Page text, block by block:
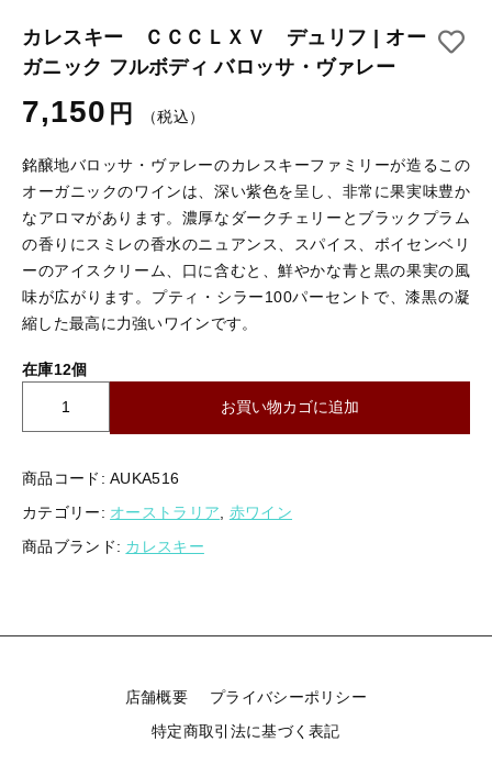
カレスキー ＣＣＣＬＸＶ デュリフ | オー
ガニック フルボディ バロッサ・ヴァレー
7,150 円 （税込）
銘醸地バロッサ・ヴァレーのカレスキーファミリーが造るこの
オーガニックのワインは、深い紫色を呈し、非常に果実味豊か
なアロマがあります。濃厚なダークチェリーとブラックプラム
の香りにスミレの香水のニュアンス、スパイス、ボイセンベリ
ーのアイスクリーム、口に含むと、鮮やかな青と黒の果実の風
味が広がります。プティ・シラー100パーセントで、漆黒の凝
縮した最高に力強いワインです。
在庫12個
キ
Ｃ
Ｃ
Ｖ
お買い物カゴに追加
商品コード:AUKA516
カテゴリー: オーストラリア, 赤ワイン
商品ブランド: カレスキー
店舗概要
プライバシーポリシー
特定商取引法に基づく表記
お知らせ
ブログ
ご利用ガイド
お問い合わせ